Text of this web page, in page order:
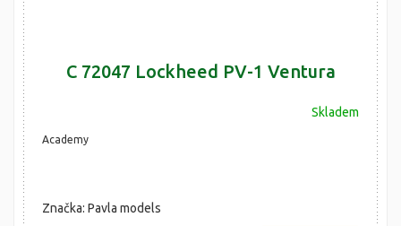
C 72047 Lockheed PV-1 Ventura
Skladem
Academy
Značka: Pavla models